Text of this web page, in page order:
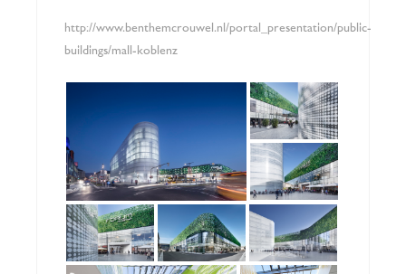
http://www.benthemcrouwel.nl/portal_presentation/public-
buildings/mall-koblenz